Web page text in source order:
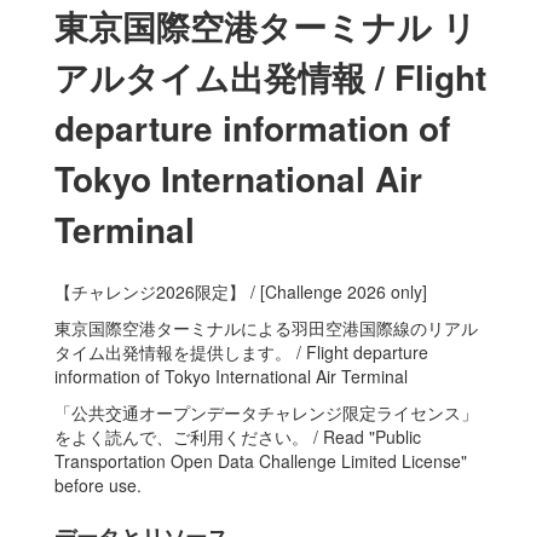
東京国際空港ターミナル リ
アルタイム出発情報 / Flight
departure information of
Tokyo International Air
Terminal
【チャレンジ2026限定】 / [Challenge 2026 only]
東京国際空港ターミナルによる羽田空港国際線のリアル
タイム出発情報を提供します。 / Flight departure
information of Tokyo International Air Terminal
「公共交通オープンデータチャレンジ限定ライセンス」
をよく読んで、ご利用ください。 / Read "Public
Transportation Open Data Challenge Limited License"
before use.